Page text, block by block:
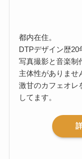
都内在住。
DTPデザイン歴20
写真撮影と音楽制
主体性がありませ
激甘のカフェオレ
してます。